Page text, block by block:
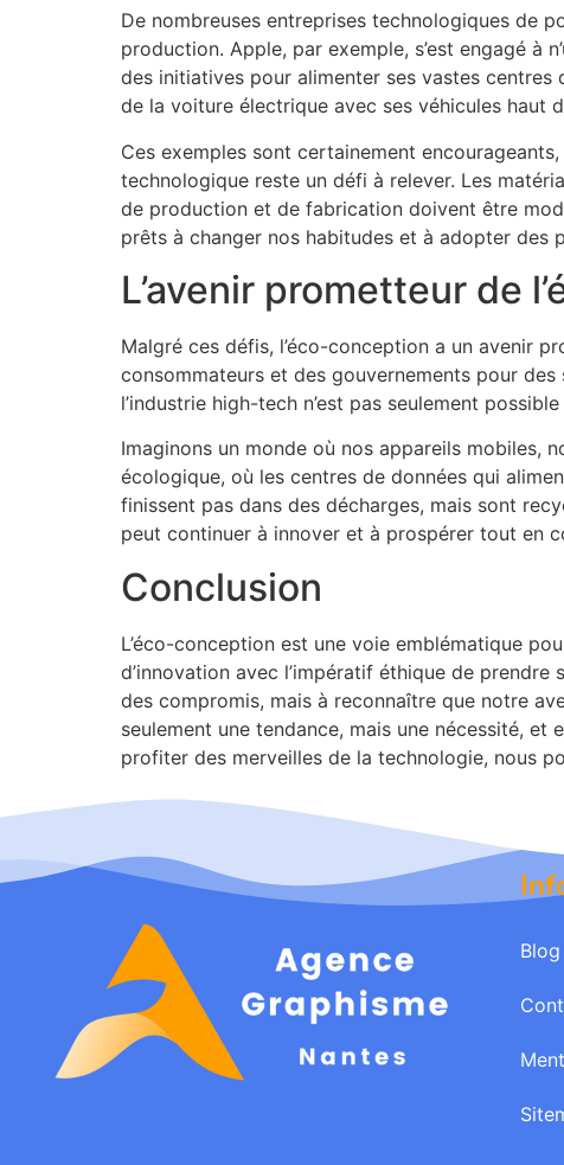
De nombreuses entreprises technologiques de
production. Apple, par exemple, s’est engagé à
des initiatives pour alimenter ses vastes centres
de la voiture électrique avec ses véhicules haut
Ces exemples sont certainement
technologique reste un défi à relever. Les
de production et de fabrication doivent être
prêts à changer nos habitudes et à adopter des
L’avenir prometteur de
Malgré ces défis, l’éco-conception a un avenir
consommateurs et des gouvernements pour
l’industrie high-tech n’est pas seulement
Imaginons un monde où nos appareils mobiles,
écologique, où les centres de données qui
finissent pas dans des décharges, mais sont
peut continuer à innover et à prospérer tout en
Conclusion
L’éco-conception est une voie emblématique
d’innovation avec l’impératif éthique de
des compromis, mais à reconnaître que notre
seulement une tendance, mais une nécessité,
profiter des merveilles de la technologie, nous
Blog